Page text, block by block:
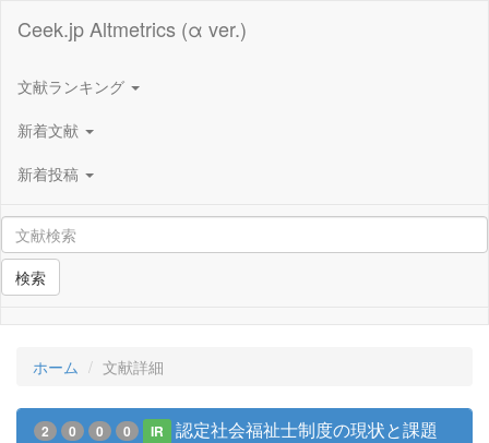
Ceek.jp Altmetrics (α ver.)
文献ランキング
新着文献
新着投稿
検索
ホーム 文献詳細
2 0 0 0 IR 認定社会福祉士制度の現状と課題